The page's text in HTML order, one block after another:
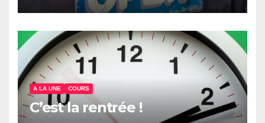
A LA UNE COURS
C’est la rentrée !